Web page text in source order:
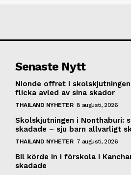
Senaste Nytt
Nionde offret i
flicka avled av sina skador
THAILAND NYHETER 8 augusti, 2026
Skolskjutningen i Nonthaburi:
skadade – sju barn allvarligt
THAILAND NYHETER 7 augusti, 2026
Bil körde in i förskola i
skadade